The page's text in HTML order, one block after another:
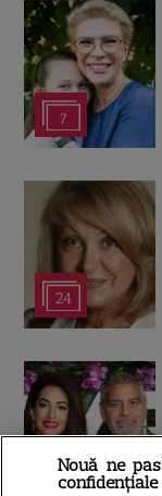
7
24
13
Nouă ne
confidențiale